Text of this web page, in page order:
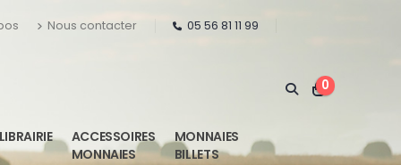
Nous contacter 05 56 81 11 99
0
LIBRAIRIE
ACCESSOIRES
MONNAIES
MONNAIES
BILLETS